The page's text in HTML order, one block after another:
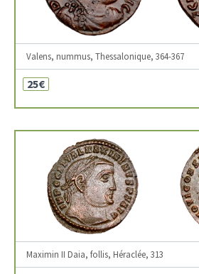
Valens, nummus, Thessalonique, 364-367
25€
Maximin II Daia, follis, Héraclée, 313